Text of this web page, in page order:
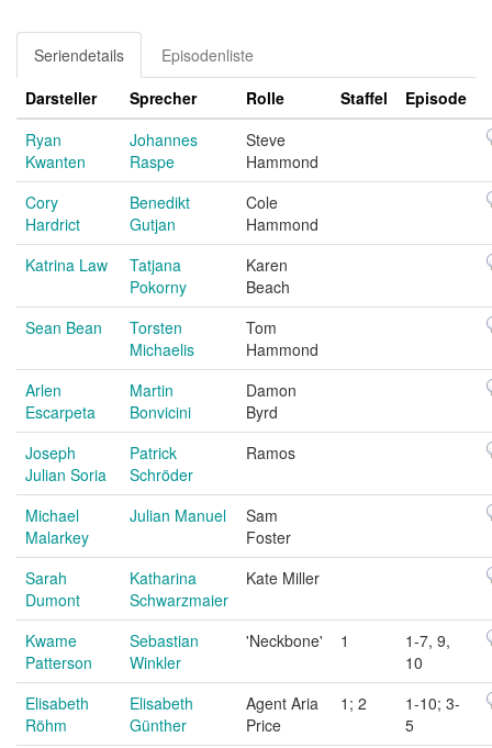
Seriendetails
Episodenliste
Darsteller
Sprecher Rolle Staffel
Episode
Ryan
Kwanten
Johannes
Raspe
Steve
Hammond
Cory
Hardrict
Benedikt
Gutjan
Cole
Hammond
Katrina Law
Tatjana
Pokorny
Karen
Beach
Sean Bean
Torsten
Michaelis
Tom
Hammond
Arlen
Escarpeta
Martin
Bonvicini
Damon
Byrd
Joseph
Julian Soria
Patrick
Schröder
Ramos
Michael
Malarkey
Julian Manuel
Sam
Foster
Sarah
Dumont
Katharina
Schwarzmaier
Kate Miller
Kwame
Patterson
Sebastian
Winkler
'Neckbone' 1
1-7, 9,
10
Elisabeth
Röhm
Elisabeth
Günther
Agent Aria
Price
1; 2
1-10; 3-
5